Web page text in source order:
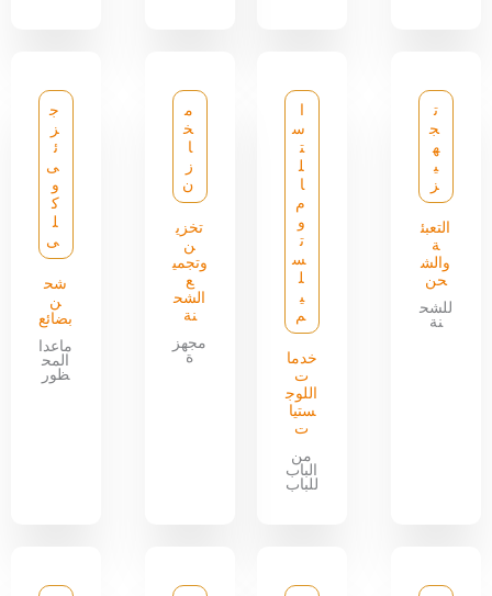
ت
ج
ه
ي
ز
التعبئ
ة
والش
حن
للشح
نة
س
ت
ل
ا
م
و
ت
س
ل
ي
م
خدما
ت
اللوج
ستيا
ت
من
الباب
للباب
م
خ
ا
ز
ن
تخزي
ن
وتجمي
ع
الشح
نة
مجهز
ة
ج
ز
ئ
ى
و
ك
ل
ى
شح
ن
بضائع
ماعدا
المح
ظور